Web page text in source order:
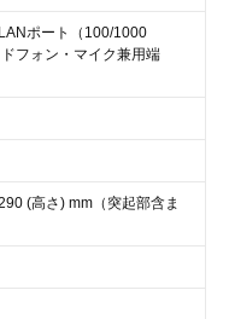
ポート（100/1000
フォン・マイク兼用端
(高さ) mm（突起部含ま